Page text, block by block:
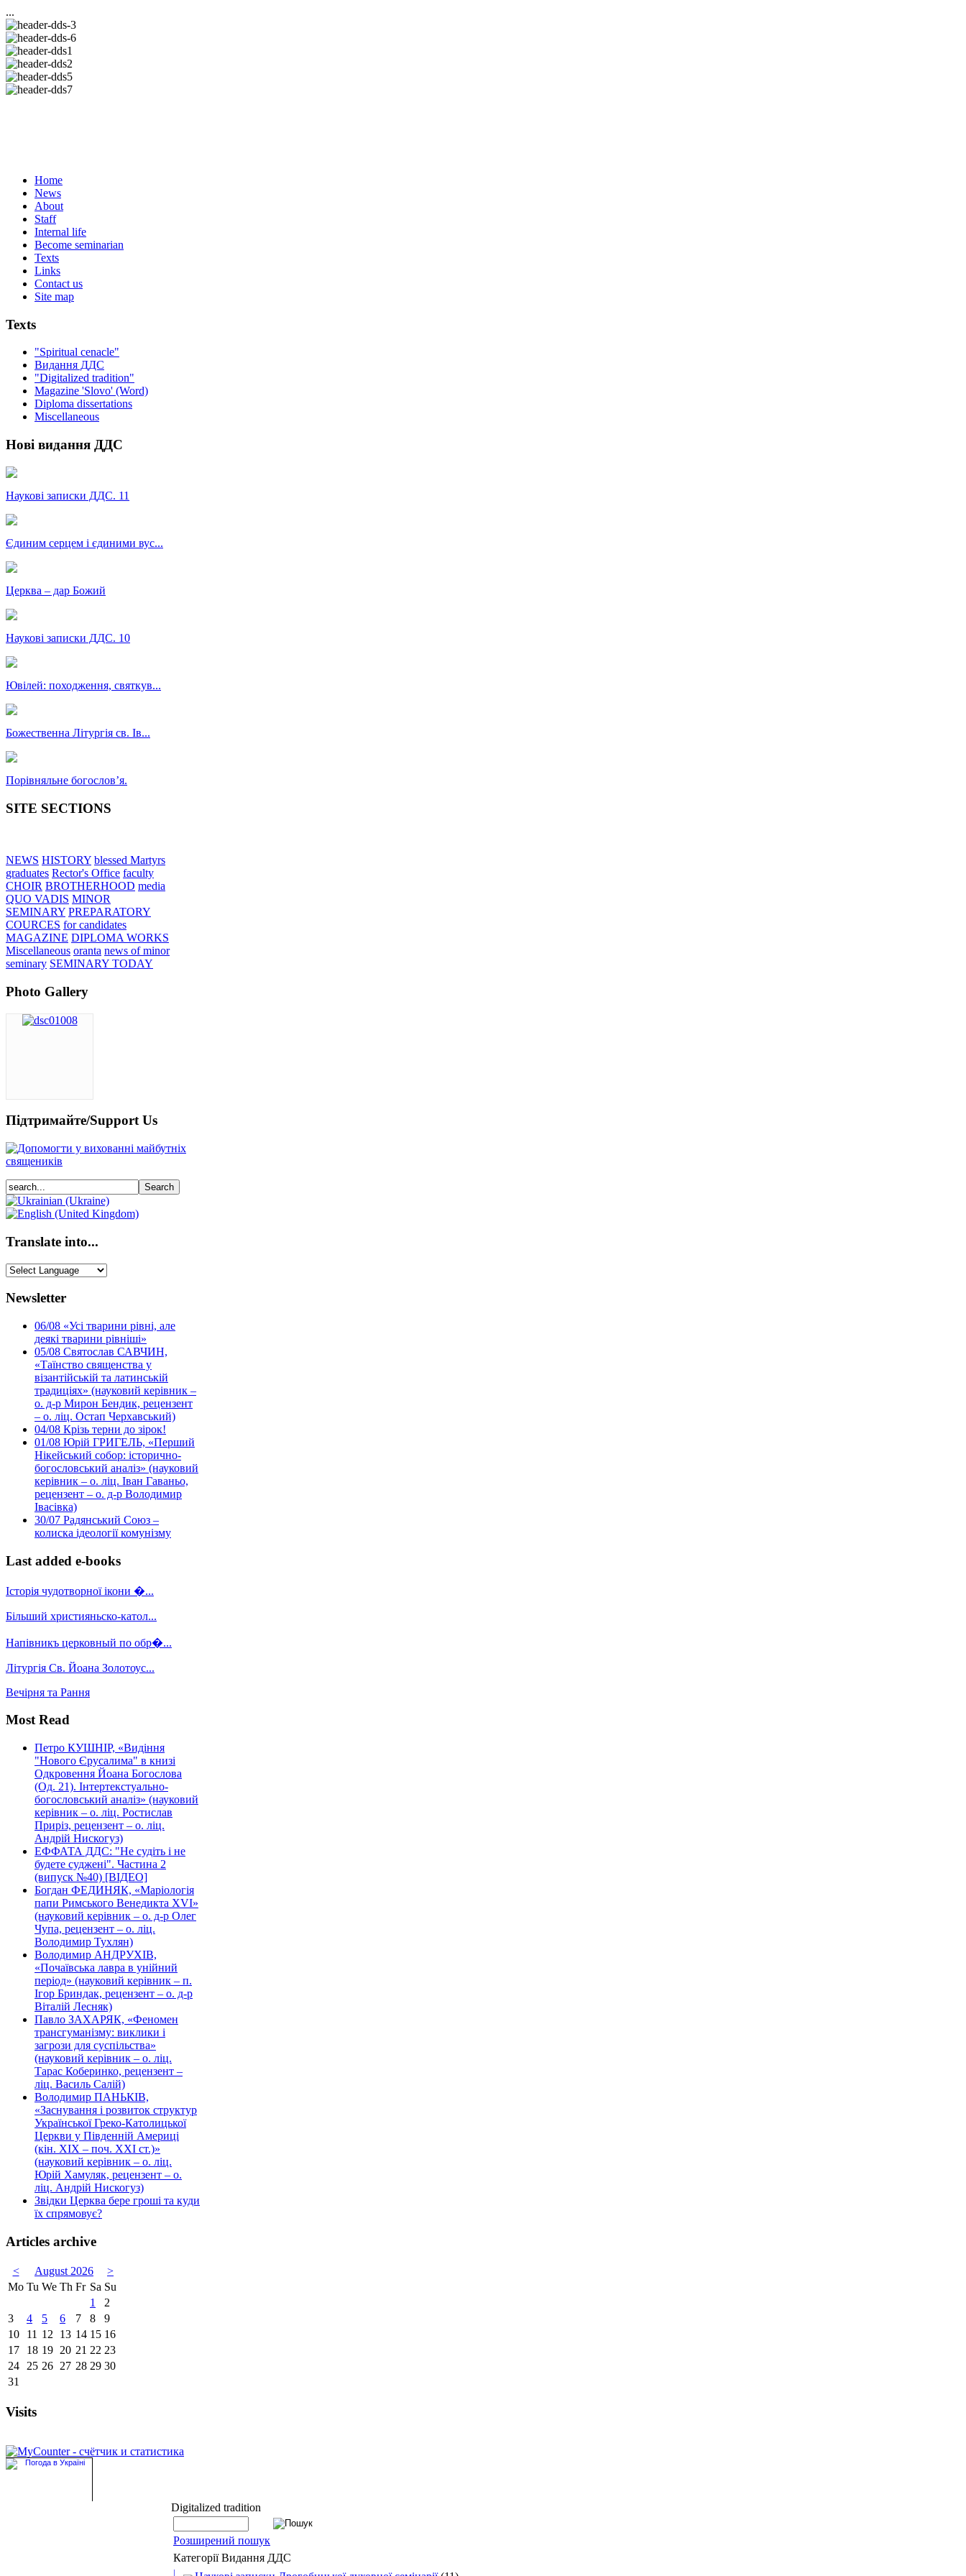
...
Home
News
About
Staff
Internal life
Become seminarian
Texts
Links
Contact us
Site map
Texts
"Spiritual cenacle"
Видання ДДС
"Digitalized tradition"
Magazine 'Slovo' (Word)
Diploma dissertations
Miscellaneous
Нові видання ДДС
Наукові записки ДДС. 11
Єдиним серцем і єдиними вус...
Церква – дар Божий
Наукові записки ДДС. 10
Ювілей: походження, святкув...
Божественна Літургія св. Ів...
Порівняльне богословʼя.
SITE SECTIONS
NEWS HISTORY blessed Martyrs
graduates Rector's Office faculty
CHOIR BROTHERHOOD media
QUO VADIS MINOR
SEMINARY PREPARATORY
COURCES for candidates
MAGAZINE DIPLOMA WORKS
Miscellaneous oranta news of minor
seminary SEMINARY TODAY
Photo Gallery
Підтримайте/Support Us
Translate into...
Newsletter
06/08 «Усі тварини рівні, але
деякі тварини рівніші»
05/08 Святослав САВЧИН,
«Таїнство священства у
візантійській та латинській
традиціях» (науковий керівник –
о. д-р Мирон Бендик, рецензент
– о. ліц. Остап Черхавський)
04/08 Крізь терни до зірок!
01/08 Юрій ГРИГЕЛЬ, «Перший
Нікейський собор: історично-
богословський аналіз» (науковий
керівник – о. ліц. Іван Гаваньо,
рецензент – о. д-р Володимир
Івасівка)
30/07 Радянський Союз –
колиска ідеології комунізму
Last added e-books
Історія чудотворної ікони �...
Більший християньско-катол...
Напівникъ церковный по обр�...
Літургія Св. Йоана Золотоус...
Вечірня та Рання
Most Read
Петро КУШНІР, «Видіння
"Нового Єрусалима" в книзі
Одкровення Йоана Богослова
(Од. 21). Інтертекстуально-
богословський аналіз» (науковий
керівник – о. ліц. Ростислав
Приріз, рецензент – о. ліц.
Андрій Нискогуз)
ЕФФАТА ДДС: "Не судіть і не
будете суджені". Частина 2
(випуск №40) [ВІДЕО]
Богдан ФЕДИНЯК, «Маріологія
папи Римського Венедикта XVI»
(науковий керівник – о. д-р Олег
Чупа, рецензент – о. ліц.
Володимир Тухлян)
Володимир АНДРУХІВ,
«Почаївська лавра в унійний
період» (науковий керівник – п.
Ігор Бриндак, рецензент – о. д-р
Віталій Лесняк)
Павло ЗАХАРЯК, «Феномен
трансгуманізму: виклики і
загрози для суспільства»
(науковий керівник – о. ліц.
Тарас Коберинко, рецензент –
ліц. Василь Салій)
Володимир ПАНЬКІВ,
«Заснування і розвиток структур
Української Греко-Католицької
Церкви у Південній Америці
(кін. ХІХ – поч. ХХІ ст.)»
(науковий керівник – о. ліц.
Юрій Хамуляк, рецензент – о.
ліц. Андрій Нискогуз)
Звідки Церква бере гроші та куди
їх спрямовує?
Articles archive
< August 2026
>
Mo Tu We Th Fr Sa Su
1
2
3
4 5 6 7 8
9
10
11 12 13 14 15 16
17
18 19 20 21 22 23
24
25 26 27 28 29 30
31
Visits
Digitalized tradition
Розширений пошук
Категорії Видання ДДС
|_